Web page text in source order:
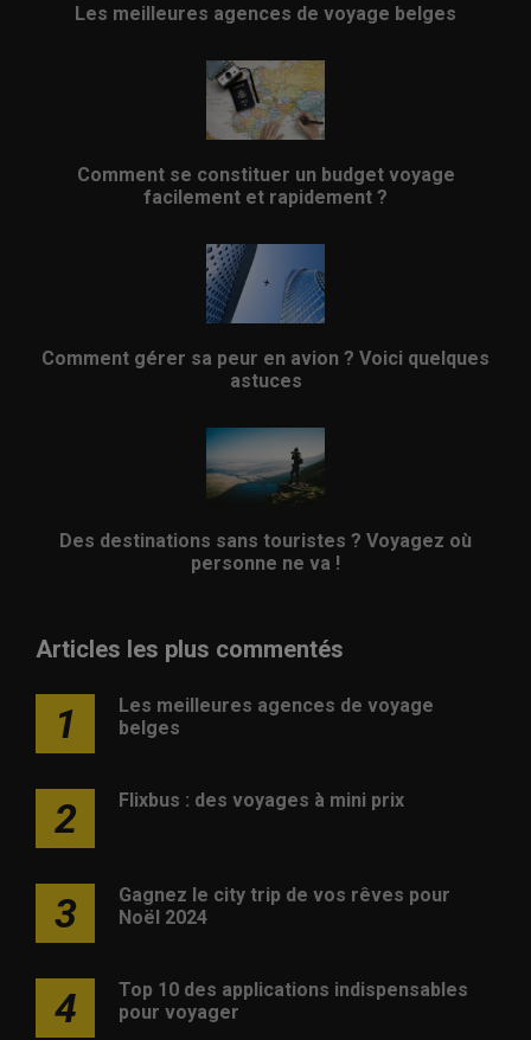
Les meilleures agences de voyage belges
Comment se constituer un budget voyage
facilement et rapidement ?
Comment gérer sa peur en avion ? Voici quelques
astuces
Des destinations sans touristes ? Voyagez où
personne ne va !
Articles les plus commentés
1
Les meilleures agences de voyage
belges
2 Flixbus : des voyages à mini prix
3
Gagnez le city trip de vos rêves pour
Noël 2024
4
Top 10 des applications indispensables
pour voyager